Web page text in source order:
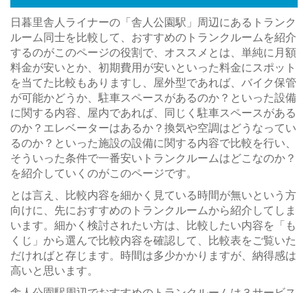
日暮里舎人ライナーの「舎人公園駅」周辺にあるトランク
ルーム同士を比較して、おすすめのトランクルームを紹介
するのがこのページの役割で、オススメとは、単純に月額
料金が安いとか、初期費用が安いといった料金にスポット
を当てた比較もありますし、屋外型であれば、バイク保管
が可能かどうか、駐車スペースがあるのか？といった設備
に関する内容、屋内であれば、同じく駐車スペースがある
のか？エレベーターはあるか？換気や空調はどうなってい
るのか？といった施設の設備に関する内容で比較を行い、
そういった条件で一番安いトランクルームはどこなのか？
を紹介していくのがこのページです。
とは言え、比較内容を細かく見ている時間が無いという方
向けに、先におすすめのトランクルームから紹介してしま
います。細かく検討されたい方は、比較したい内容を「も
くじ」から選んで比較内容を確認して、比較表をご覧いた
だければと存じます。時間は多少かかりますが、納得感は
高いと思います。